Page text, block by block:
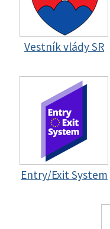
Vestník vlády SR
Entry/Exit System